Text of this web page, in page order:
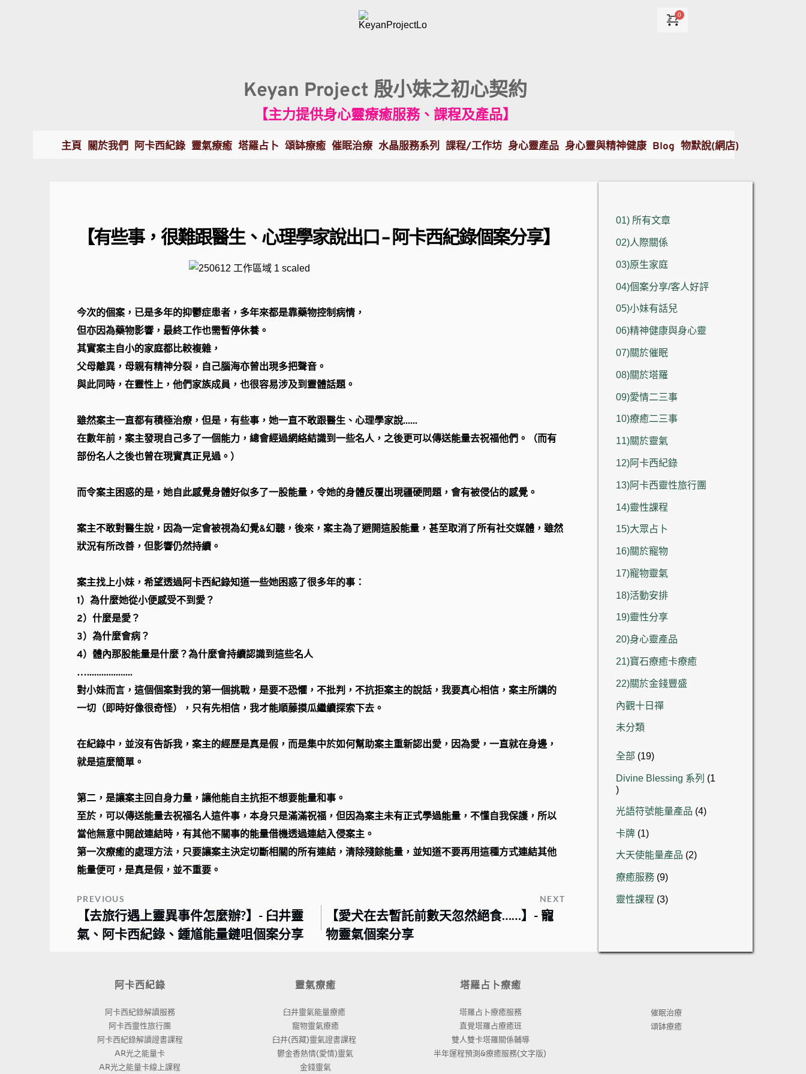
Keyan Project 殷小妹之初心契約
【主力提供身心靈療癒服務、課程及產品】
主頁 關於我們 阿卡西紀錄 靈氣療癒 塔羅占卜 頌缽療癒 催眠治療 水晶服務系列 課程/工作坊 身心靈產品 身心靈與精神健康 Blog 物默說(網店)
【有些事，很難跟醫生、心理學家說出口 - 阿卡西紀錄個案分享】
今次的個案，已是多年的抑鬱症患者，多年來都是靠藥物控制病情，
但亦因為藥物影響，最終工作也需暫停休養。
其實案主自小的家庭都比較複雜，
父母離異，母親有精神分裂，自己腦海亦曾出現多把聲音。
與此同時，在靈性上，他們家族成員，也很容易涉及到靈體話題。
雖然案主一直都有積極治療，但是，有些事，她一直不敢跟醫生、心理學家說......
在數年前，案主發現自己多了一個能力，總會經過網絡結識到一些名人，之後更可以傳送能量去祝福他們。（而有
部份名人之後也曾在現實真正見過。）
而令案主困惑的是，她自此感覺身體好似多了一股能量，令她的身體反覆出現疆硬問題，會有被侵佔的感覺。
案主不敢對醫生說，因為一定會被視為幻覺&幻聽，後來，案主為了避開這股能量，甚至取消了所有社交媒體，雖然
狀況有所改善，但影響仍然持續。
案主找上小妹，希望透過阿卡西紀錄知道一些她困惑了很多年的事：
1）為什麼她從小便感受不到愛？
2）什麼是愛？
3）為什麼會病？
4）體內那股能量是什麼？為什麼會持續認識到這些名人
…...................
對小妹而言，這個個案對我的第一個挑戰，是要不恐懼，不批判，不抗拒案主的說話，我要真心相信，案主所講的
一切（即時好像很奇怪），只有先相信，我才能順藤摸瓜繼續探索下去。
在紀錄中，並沒有告訴我，案主的經歷是真是假，而是集中於如何幫助案主重新認出愛，因為愛，一直就在身邊，
就是這麼簡單。
第二，是讓案主回自身力量，讓他能自主抗拒不想要能量和事。
至於，可以傳送能量去祝福名人這件事，本身只是滿滿祝福，但因為案主未有正式學過能量，不懂自我保護，所以
當他無意中開啟連結時，有其他不關事的能量借機透過連結入侵案主。
第一次療癒的處理方法，只要讓案主決定切斷相關的所有連結，清除殘餘能量，並知道不要再用這種方式連結其他
能量便可，是真是假，並不重要。
PREVIOUS NEXT
【去旅行遇上靈異事件怎麼辦?】- 臼井靈
氣、阿卡西紀錄、鍾馗能量鏈咀個案分享
【愛犬在去暫託前數天忽然絕食……】- 寵
物靈氣個案分享
01) 所有文章
02)人際關係
03)原生家庭
04)個案分享/客人好評
05)小妹有話兒
06)精神健康與身心靈
07)關於催眠
08)關於塔羅
09)愛情二三事
10)療癒二三事
11)關於靈氣
12)阿卡西紀錄
13)阿卡西靈性旅行團
14)靈性課程
15)大眾占卜
16)關於寵物
17)寵物靈氣
18)活動安排
19)靈性分享
20)身心靈產品
21)寶石療癒卡療癒
22)關於金錢豐盛
內觀十日禪
未分類
全部 1919
產
Divine Blessing 系列
1
1
產
品
光語符號能量產品 44
卡牌 11
產
品
大天使能量產品 22
療癒服務 99
產
靈性課程 33
阿卡西紀錄
阿卡西紀錄解讀服務
阿卡西靈性旅行團
阿卡西紀錄解讀證書課程
AR光之能量卡
AR光之能量卡線上課程
靈氣療癒
臼井靈氣能量療癒
寵物靈氣療癒
臼井(西藏)靈氣證書課程
鬱金香熱情(愛情)靈氣
金錢靈氣
塔羅占卜療癒
塔羅占卜療癒服務
直覺塔羅占療癒班
雙人雙卡塔羅關係輔導
半年運程預測&療癒服務(文字版)
催眠治療
頌缽療癒